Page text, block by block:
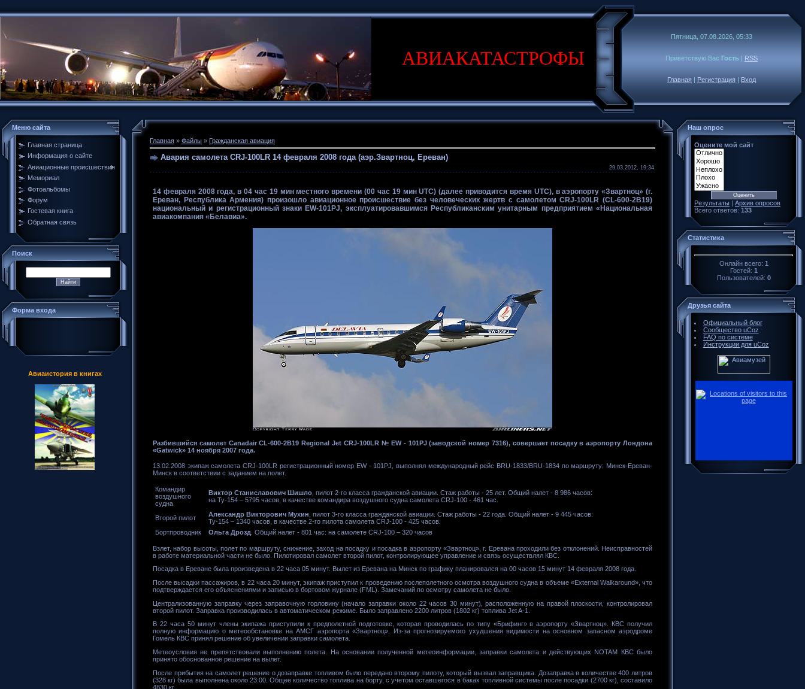
АВИАКАТАСТРОФЫ
Пятница, 07.08.2026, 05:33
Приветствую Вас Гость | RSS
Главная | Регистрация | Вход
Меню сайта
Главная страница
Информация о сайте
Авиационные происшествия
Мемориал
Фотоальбомы
Форум
Гостевая книга
Обратная связь
Поиск
Форма входа
Авиаистория в книгах
Главная » Файлы » Гражданская авиация
Авария самолета CRJ-100LR 14 февраля 2008 года (аэр.Звартноц, Ереван)
29.03.2012, 19:34
14 февраля 2008 года, в 04 час 19 мин местного времени (00 час 19 мин UTC) (далее приводится время UTC), в аэропорту «Звартноц» (г.
Ереван, Республика Армения) произошло авиационное происшествие без человеческих жертв с самолетом CRJ-100LR (CL-600-2B19)
национальный и регистрационный знаки EW-101PJ, эксплуатировавшимся Республиканским унитарным предприятием «Национальная
авиакомпания «Белавиа».
Разбившийся самолет Canadair CL-600-2B19 Regional Jet CRJ-100LR № EW - 101PJ (заводской номер 7316), совершает посадку в аэропорту Лондона
«Gatwick» 14 ноября 2007 года.
13.02.2008 экипаж самолета CRJ-100LR регистрационный номер EW - 101PJ, выполнял международный рейс BRU-1833/BRU-1834 по маршруту: Минск-Ереван-
Минск в соответствии с заданием на полет.
Командир
воздушного
судна
Виктор Станиславович Шишло , пилот 2-го класса гражданской авиации. Стаж работы - 25 лет. Общий налет - 8 986 часов:
на Ту-154 – 5795 часов, в качестве командира воздушного судна самолета CRJ-100 - 461 час.
Второй пилот Александр Викторович Мухин , пилот 3-го класса гражданской авиации. Стаж работы - 22 года. Общий налет - 9 445 часов:
Ту-154 – 1340 часов, в качестве 2-го пилота самолета CRJ-100 - 425 часов.
Бортпроводник
Ольга Дрозд . Общий налет - 801 час: на самолете CRJ-100 – 320 часов
Взлет, набор высоты, полет по маршруту, снижение, заход на посадку и посадка в аэропорту «Звартноц», г. Еревана проходили без отклонений. Неисправностей
в работе материальной части не было. Пилотировал самолет второй пилот, контролирующее управление и связь осуществлял КВС.
Посадка в Ереване была произведена в 22 часа 05 минут. Вылет из Еревана на Минск по графику планировался на 00 часов 15 минут 14 февраля 2008 года.
После высадки пассажиров, в 22 часа 20 минут, экипаж приступил к проведению послеполетного осмотра воздушного судна в объеме «External Walkaround», что
подтверждается его объяснениями и записью в бортовом журнале (FML). Замечаний по осмотру самолета не было.
Централизованную заправку через заправочную горловину (начало заправки около 22 часов 30 минут), расположенную на правой плоскости, контролировал
второй пилот. Заправка производилась в автоматическом режиме. Было заправлено 2200 литров (1802 кг) топлива Jet A-1.
В 22 часа 50 минут члены экипажа приступили к предполетной подготовке, которая проводилась по типу «Брифинг» в аэропорту «Звартноц». КВС получил
полную информацию о метеообстановке на АМСГ аэропорта «Звартноц». Из-за прогнозируемого ухудшения видимости на основном запасном аэродроме
Гомель КВС принял решение об увеличении заправки самолета.
Метеоусловия не препятствовали выполнению полета. На основании полученной метеоинформации, заправки самолета и действующих NOTAM КВС было
принято обоснованное решение на вылет.
После прибытия на самолет решение о дозаправке топливом было передано второму пилоту, который вызвал заправщика. Дозаправка в количестве 400 литров
(328 кг) была выполнена около 23:00. Общее количество топлива на борту, с учетом оставшегося в баках топливной системы после посадки (2700 кг), составило
4830 кг.
Наш опрос
Оцените мой сайт
Результаты | Архив опросов
Всего ответов: 133
Статистика
Онлайн всего: 1
Гостей: 1
Пользователей: 0
Друзья сайта
Официальный блог
Сообщество uCoz
FAQ по системе
Инструкции для uCoz